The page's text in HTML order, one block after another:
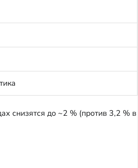
снизятся до ~2 % (против 3,2 % в